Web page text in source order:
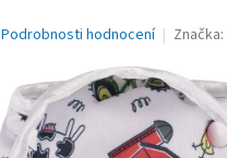
Podrobnosti hodnocení Značka: